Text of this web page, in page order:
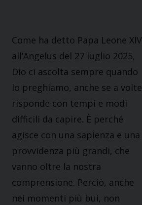
Come ha detto Papa Leone XIV
all’Angelus del 27 luglio 2025,
Dio ci ascolta sempre quando
lo preghiamo, anche se a volte
risponde con tempi e modi
difficili da capire. È perché
agisce con una sapienza e una
provvidenza più grandi, che
vanno oltre la nostra
comprensione. Perciò, anche
nei momenti più bui, non